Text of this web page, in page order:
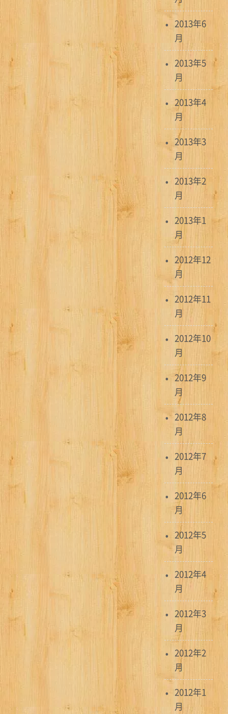
2013年6
月
2013年5
月
2013年4
月
2013年3
月
2013年2
月
2013年1
月
2012年12
月
2012年11
月
2012年10
月
2012年9
月
2012年8
月
2012年7
月
2012年6
月
2012年5
月
2012年4
月
2012年3
月
2012年2
月
2012年1
月